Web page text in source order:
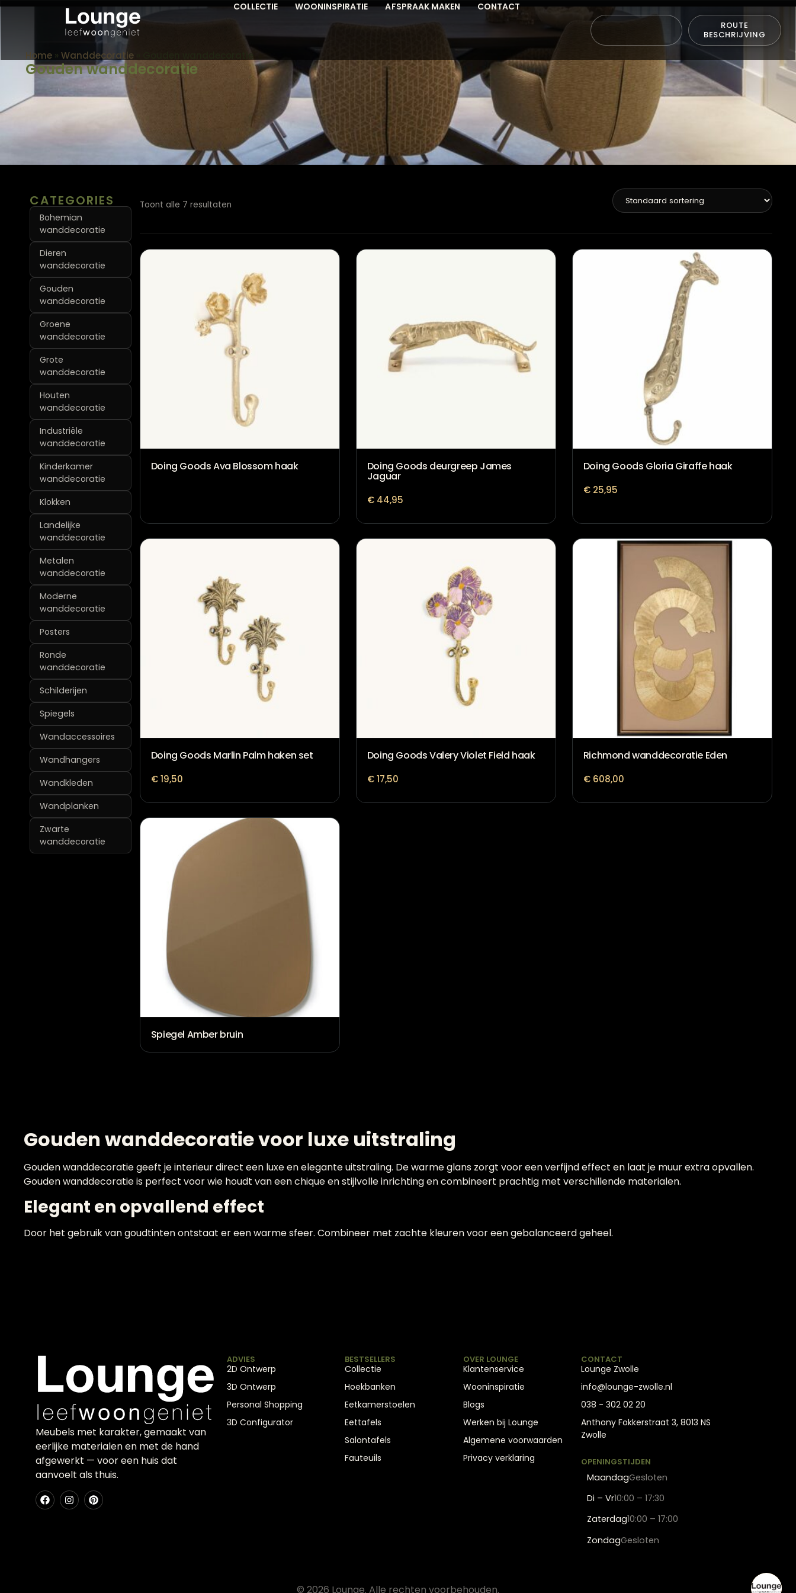
COLLECTIE WOONINSPIRATIE AFSPRAAK MAKEN CONTACT
ROUTE
BESCHRIJVING
Home » Wanddecoratie
Gouden wanddecoratie
CATEGORIES
Bohemian
wanddecoratie
Dieren
wanddecoratie
Gouden
wanddecoratie
Groene
wanddecoratie
Grote
wanddecoratie
Houten
wanddecoratie
Industriële
wanddecoratie
Kinderkamer
wanddecoratie
Klokken
Landelijke
wanddecoratie
Metalen
wanddecoratie
Moderne
wanddecoratie
Posters
Ronde
wanddecoratie
Schilderijen
Spiegels
Wandaccessoires
Wandhangers
Wandkleden
Wandplanken
Zwarte
wanddecoratie
Toont alle 7 resultaten
Doing Goods Ava Blossom haak Doing Goods deurgreep James
Jaguar
€44,95
Doing Goods Gloria Giraffe haak
€25,95
Doing Goods Marlin Palm haken set
€19,50
Doing Goods Valery Violet Field haak
€17,50
Richmond wanddecoratie Eden
€608,00
Spiegel Amber bruin
Gouden wanddecoratie voor luxe uitstraling
Gouden wanddecoratie geeft je interieur direct een luxe en elegante uitstraling. De warme glans zorgt voor een verfijnd effect en laat je muur extra opvallen.
Gouden wanddecoratie is perfect voor wie houdt van een chique en stijlvolle inrichting en combineert prachtig met verschillende materialen.
Elegant en opvallend effect
Door het gebruik van goudtinten ontstaat er een warme sfeer. Combineer met zachte kleuren voor een gebalanceerd geheel.
Meubels met karakter, gemaakt van
eerlijke materialen en met de hand
afgewerkt — voor een huis dat
aanvoelt als thuis.
ADVIES
2D Ontwerp
3D Ontwerp
Personal Shopping
3D Configurator
BESTSELLERS
Collectie
Hoekbanken
Eetkamerstoelen
Eettafels
Salontafels
Fauteuils
OVER LOUNGE
Klantenservice
Wooninspiratie
Blogs
Werken bij Lounge
Algemene voorwaarden
Privacy verklaring
CONTACT
Lounge Zwolle
info@lounge-zwolle.nl
038 - 302 02 20
Anthony Fokkerstraat 3, 8013 NS
Zwolle
OPENINGSTIJDEN
MaandagGesloten
Di – Vr10:00 – 17:30
Zaterdag10:00 – 17:00
ZondagGesloten
© 2026 Lounge. Alle rechten voorbehouden.